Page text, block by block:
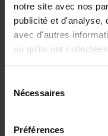
notre site avec nos
publicité et d'analyse,
avec d'autres
ou qu'ils ont
Nécessaires
Préférences
€